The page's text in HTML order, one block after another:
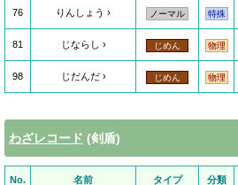
76 りんしょう ノーマル 特殊
81 じならし じめん 物理
98 じだんだ じめん 物理
わざレコード (剣盾)
No. 名前 タイプ 分類